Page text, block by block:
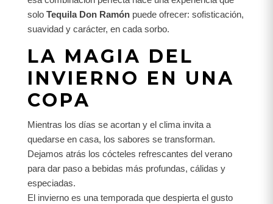
solo Tequila Don Ramón puede ofrecer: sofisticación,
suavidad y carácter, en cada sorbo.
LA MAGIA DEL
INVIERNO EN UNA
COPA
Mientras los días se acortan y el clima invita a
quedarse en casa, los sabores se transforman.
Dejamos atrás los cócteles refrescantes del verano
para dar paso a bebidas más profundas, cálidas y
especiadas.
El invierno es una temporada que despierta el gusto